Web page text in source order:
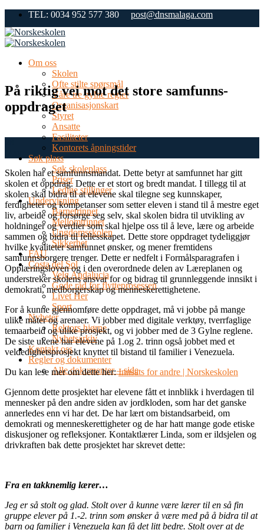
Skip
content
TEL: 0034 952 577 380 post@dnsmalaga.com
Om oss
Skolen
Ofte stilte spørsmål
Våre tre gylne regler
Organisasjonskart
Styret
Ansatte
Fasiliteter
Kontorets åpningstider
Søk plass
Søk skoleplass
Priser
Ledige stillinger
Undervisning
Barnetrinnet
Mellomtrinnet
Ungdomsskolen
Sikkerhet
FAU
Costa del Sol
Velg Andalucia
Gode råd for flytteprosessen
Livet Her
Sport
Nyheter
Rektors hjørne
Nyhetsarkiv
Kontakt oss
Regler og dokumenter
Alle dokumenter – side
På riktig vei mot det store samfunns-
oppdraget
Skolen har et samfunnsmandat. Dette betyr at samfunnet har gitt
skolen et oppdrag. Dette er et stort og bredt mandat. I tillegg til at
skolen skal bidra til at elevene skal tilegne seg kunnskaper,
ferdigheter og kompetanser som setter eleven i stand til å mestre eget
liv, arbeide og forsørge seg selv, skal skolen bidra til utvikling av
holdninger og verdier som skal hjelpe oss til å leve, lære og arbeide
sammen og bidra til fellesskapet. Dette store oppdraget tydeliggjør
hvilke kvaliteter samfunnet ønsker, og mener fremtidens
samfunnsborgere trenger. Dette er nedfelt i Formålsparagrafen i
Opplæringsloven og i den overordnede delen av Læreplanen og
understreker skolens ansvar for og bidrag til grunnleggende innsikt i
demokrati, medborgerskap og menneskerettighetene.
For å kunne gjennomføre dette oppdraget, må vi jobbe på mange
ulike måter og arenaer. Vi jobber med digitale verktøy, tverrfaglige
temaarbeid og ulike prosjekt, og vi jobber med de 3 Gylne reglene.
De siste ukene har elevene på 1.og 2. trinn også jobbet med et
veldedighetsprosjekt knyttet til bistand til familier i Venezuela.
Du kan lese mer om dette her:Innsats for andre | Norskeskolen
Gjennom dette prosjektet har elevene fått et innblikk i hverdagen til
mennesker på den andre siden av jordkloden, som har det ganske
annerledes enn vi har det. De har lært om bistandsarbeid, om
demokrati og menneskerettigheter og de har hatt mange gode etiske
diskusjoner og refleksjoner. Kontaktlærer Linda, som er ildsjelen og
drivkraften bak dette prosjektet har skrevet dette:
Fra en takknemlig lærer…
Jeg er så stolt og glad. Stolt over å kunne være lærer til en så fin
gruppe elever på 1.-2. trinn som ønsker å være med på å bidra til at
barn og familier i Venezuela kan få det litt bedre. Stolt over at de